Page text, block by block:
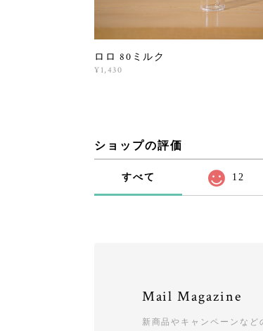
ロロ 80ミルク
¥1,430
ショップの評価
すべて 12
Mail Magazine
新商品やキャンペーンなど